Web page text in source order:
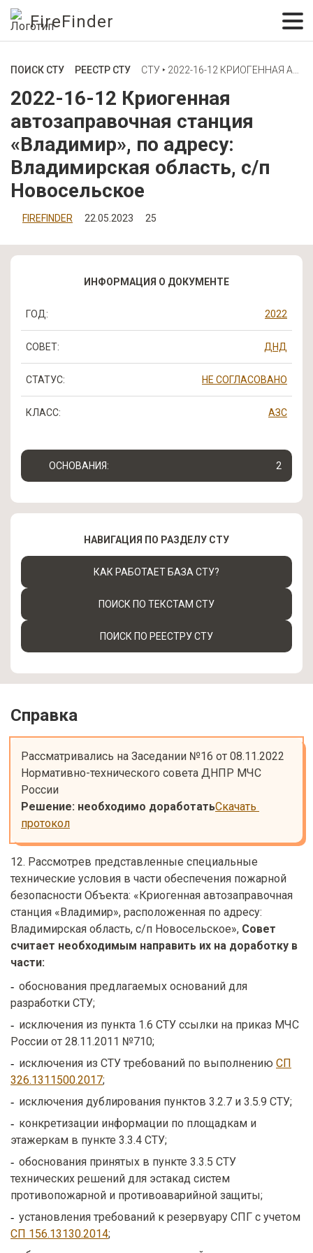
FireFinder
ПОИСК СТУ РЕЕСТР СТУ
2022-16-12 Криогенная
автозаправочная станция
«Владимир», по адресу:
Владимирская область, с/п
Новосельское
FIREFINDER 22.05.2023 25
Справка
Рассматривались на Заседании №16 от 08.11.2022
Нормативно-технического совета ДНПР МЧС
Решение: необходимо доработатьСкачать
протокол
12. Рассмотрев представленные специальные
технические условия в части обеспечения пожарной
безопасности Объекта: «Криогенная автозаправочная
станция «Владимир», расположенная по адресу:
Владимирская область, с/п Новосельское», Совет
считает необходимым направить их на доработку в
части:
обоснования предлагаемых оснований для
разработки СТУ;
исключения из пункта 1.6 СТУ ссылки на приказ МЧС
России от 28.11.2011 №710;
исключения из СТУ требований по выполнению СП
326.1311500.2017;
исключения дублирования пунктов 3.2.7 и 3.5.9 СТУ;
конкретизации информации по площадкам и
этажеркам в пункте 3.3.4 СТУ;
обоснования принятых в пункте 3.3.5 СТУ
технических решений для эстакад систем
противопожарной и противоаварийной защиты;
установления требований к резервуару СПГ с учетом
СП 156.13130.2014;
ИНФОРМАЦИЯ О ДОКУМЕНТЕ
ГОД: 2022
СОВЕТ: ДНД
СТАТУС: НЕ СОГЛАСОВАНО
КЛАСС: АЗС
ОСНОВАНИЯ: 2
НАВИГАЦИЯ ПО РАЗДЕЛУ СТУ
КАК РАБОТАЕТ БАЗА СТУ?
ПОИСК ПО ТЕКСТАМ СТУ
ПОИСК ПО РЕЕСТРУ СТУ